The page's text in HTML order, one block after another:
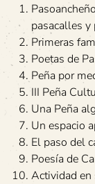
pasacalles y
Primeras
Poetas de
Peña por
III Peña
Una Peña
Un espacio
El paso del
Poesía de
Actividad en